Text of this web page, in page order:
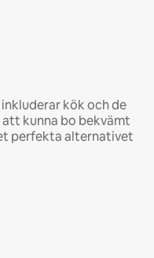
kök och de
kunna bo bekvämt
perfekta alternativet